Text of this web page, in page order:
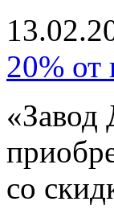
20% от
«Завод
со